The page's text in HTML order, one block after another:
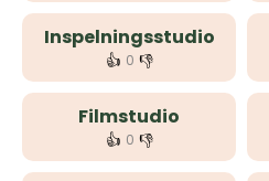
Inspelningsstudio
👍 0 👎
Filmstudio
👍 0 👎